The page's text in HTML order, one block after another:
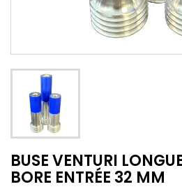
BUSE VENTURI
BORE ENTRÉE 32 MM